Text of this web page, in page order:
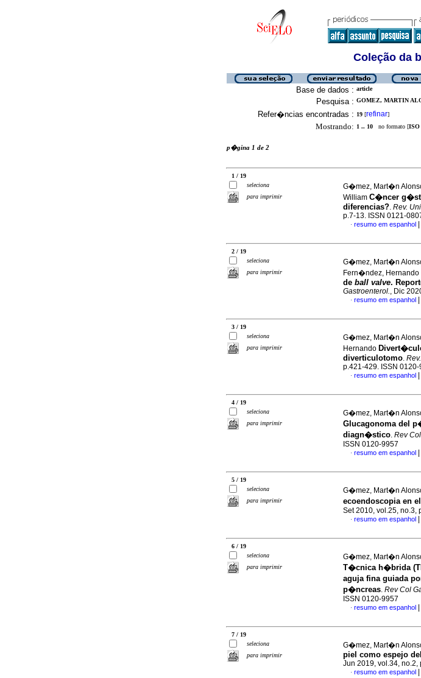
Coleção da
Base de dados : article
Pesquisa : GOMEZ, MARTIN
Refer�ncias encontradas : 19 [refinar]
Mostrando: 1 .. 10 no formato [ISO
p�gina 1 de 2
1 / 19
seleciona
para imprimir
G�mez, Mart�n
William C�ncer
diferencias?. Rev.
p.7-13. ISSN 0121-
· resumo em espanhol
2 / 19
seleciona
para imprimir
G�mez, Mart�n
Fern�ndez, Hernando
de ball valve.
Gastroenterol., Dic
· resumo em espanhol
3 / 19
seleciona
para imprimir
G�mez, Mart�n
Hernando
diverticulotomo.
p.421-429. ISSN 0120-
· resumo em espanhol
4 / 19
seleciona
para imprimir
G�mez, Mart�n
Glucagonoma del
diagn�stico. Rev
ISSN 0120-9957
· resumo em espanhol
5 / 19
seleciona
para imprimir
G�mez, Mart�n
ecoendoscopia en
Set 2010, vol.25, no.3,
· resumo em espanhol
6 / 19
seleciona
para imprimir
G�mez, Mart�n
T�cnica h�brida
aguja fina guiada
p�ncreas. Rev Col
ISSN 0120-9957
· resumo em espanhol
7 / 19
seleciona
para imprimir
G�mez, Mart�n
piel como espejo
Jun 2019, vol.34, no.2,
· resumo em espanhol